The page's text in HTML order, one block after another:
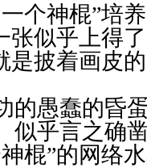
个神棍”培
张似乎上得
是披着画皮
的愚蠢的昏
似乎言之确
棍”的网络